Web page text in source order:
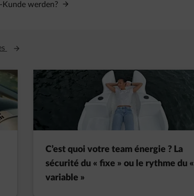
werden?
Ouvre un nouvel onglet
C’est quoi votre team énergie ? La
sécurité du « fixe » ou le rythme du «
variable »